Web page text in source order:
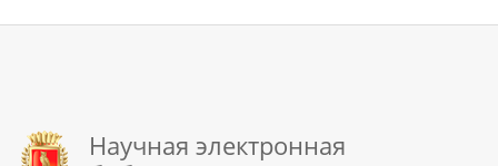
Научная электронная